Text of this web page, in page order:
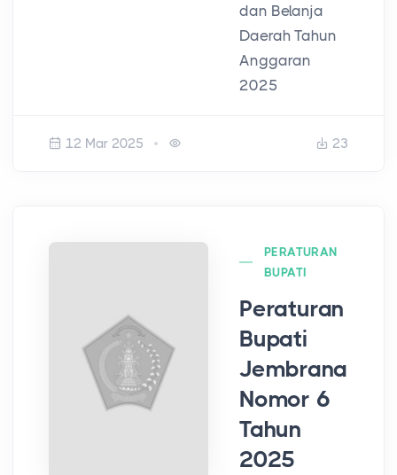
dan Belanja
Daerah Tahun
Anggaran
2025
12 Mar 2025 23
PERATURAN
BUPATI
Peraturan
Bupati
Jembrana
Nomor 6
Tahun
2025